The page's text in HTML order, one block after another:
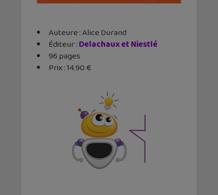
Auteure : Alice Durand
Éditeur ‏: ‎Delachaux et Niestlé
96 pages
Prix : 14.90 €